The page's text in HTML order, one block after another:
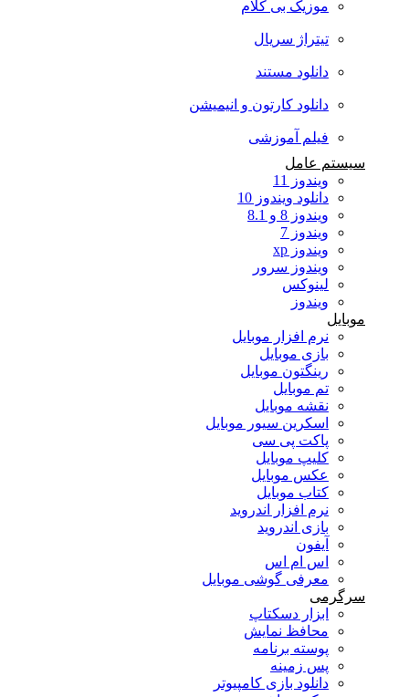
موزیک بی کلام
تیتراژ سریال
دانلود مستند
دانلود کارتون و انیمیشن
فیلم آموزشی
سیستم عامل
ویندوز 11
دانلود ویندوز 10
ویندوز 8 و 8.1
ویندوز 7
ویندوز xp
ویندوز سرور
لینوکس
ویندوز
موبایل
نرم افزار موبایل
بازی موبایل
رینگتون موبایل
تم موبایل
نقشه موبایل
اسکرین سیور موبایل
پاکت پی سی
کلیپ موبایل
عکس موبایل
کتاب موبایل
نرم افزار اندروید
بازی اندروید
آیفون
اس ام اس
معرفی گوشی موبایل
سرگرمی
ابزار دسکتاپ
محافظ نمایش
پوسته برنامه
پس زمینه
دانلود بازی کامپیوتر